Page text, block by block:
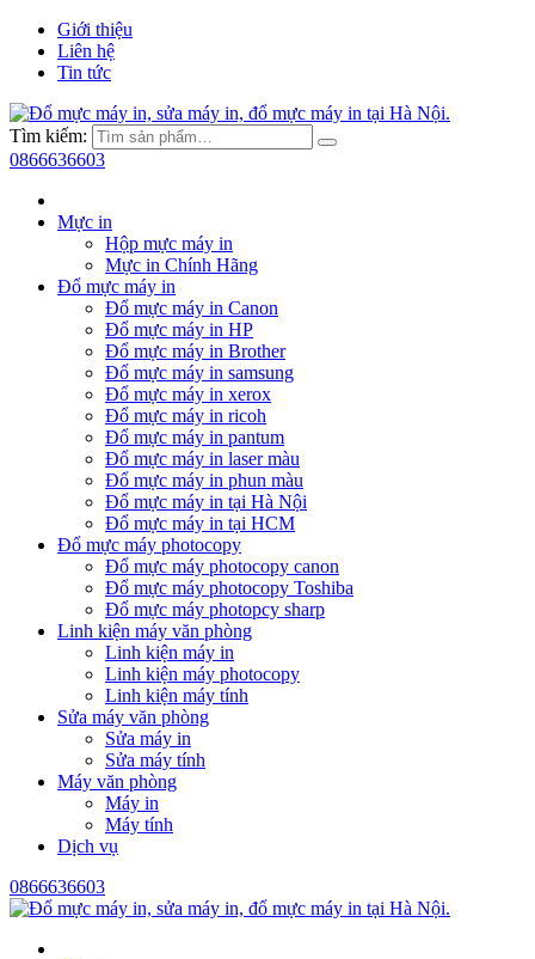
Giới thiệu
Liên hệ
Tin tức
Tìm kiếm:
0866636603
Mực in
Hộp mực máy in
Mực in Chính Hãng
Đổ mực máy in
Đổ mực máy in Canon
Đổ mực máy in HP
Đổ mực máy in Brother
Đổ mực máy in samsung
Đổ mực máy in xerox
Đổ mực máy in ricoh
Đổ mực máy in pantum
Đổ mực máy in laser màu
Đổ mực máy in phun màu
Đổ mực máy in tại Hà Nội
Đổ mực máy in tại HCM
Đổ mực máy photocopy
Đổ mực máy photocopy canon
Đổ mực máy photocopy Toshiba
Đổ mực máy photopcy sharp
Linh kiện máy văn phòng
Linh kiện máy in
Linh kiện máy photocopy
Linh kiện máy tính
Sửa máy văn phòng
Sửa máy in
Sửa máy tính
Máy văn phòng
Máy in
Máy tính
Dịch vụ
0866636603